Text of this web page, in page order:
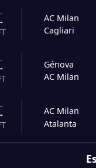
-
-
AC Milan
Cagliari
-
-
Génova
AC Milan
-
-
AC Milan
Atalanta